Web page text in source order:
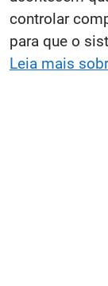
controlar
para que o
Leia mais